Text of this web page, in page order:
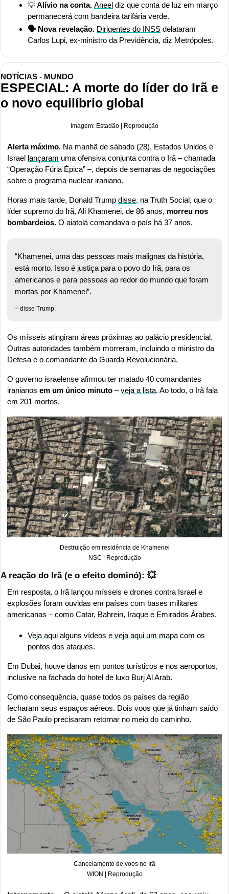
💡 Alívio na conta. Aneel diz que conta de luz em março
permanecerá com bandeira tarifária verde.
🗣️ Nova revelação. Dirigentes do INSS delataram
Carlos Lupi, ex-ministro da Previdência, diz Metrópoles.
NOTÍCIAS - MUNDO
ESPECIAL: A morte do líder do Irã e
o novo equilíbrio global
Imagem: Estadão | Reprodução
Alerta máximo. Na manhã de sábado (28), Estados Unidos e
Israel lançaram uma ofensiva conjunta contra o Irã – chamada
“Operação Fúria Épica” –, depois de semanas de negociações
sobre o programa nuclear iraniano.
Horas mais tarde, Donald Trump disse, na Truth Social, que o
líder supremo do Irã, Ali Khamenei, de 86 anos, morreu nos
bombardeios. O aiatolá comandava o país há 37 anos.
“Khamenei, uma das pessoas mais malignas da história,
está morto. Isso é justiça para o povo do Irã, para os
americanos e para pessoas ao redor do mundo que foram
mortas por Khamenei”.
– disse Trump.
Os mísseis atingiram áreas próximas ao palácio presidencial.
Outras autoridades também morreram, incluindo o ministro da
Defesa e o comandante da Guarda Revolucionária.
O governo israelense afirmou ter matado 40 comandantes
iranianos em um único minuto – veja a lista. Ao todo, o Irã fala
em 201 mortos.
Destruição em residência de Khamenei
NSC | Reprodução
A reação do Irã (e o efeito dominó): 💥
Em resposta, o Irã lançou mísseis e drones contra Israel e
explosões foram ouvidas em países com bases militares
americanas – como Catar, Bahrein, Iraque e Emirados Árabes.
Veja aqui alguns vídeos e veja aqui um mapa com os
pontos dos ataques.
Em Dubai, houve danos em pontos turísticos e nos aeroportos,
inclusive na fachada do hotel de luxo Burj Al Arab.
Como consequência, quase todos os países da região
fecharam seus espaços aéreos. Dois voos que já tinham saído
de São Paulo precisaram retornar no meio do caminho.
Cancelamento de voos no Irã
WION | Reprodução